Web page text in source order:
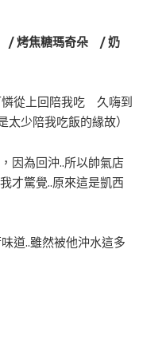
/ 烤焦糖瑪奇朵 / 奶
憐從上回陪我吃 久嗨到
少陪我吃飯的緣故）
因為回沖..所以帥氣店
才驚覺..原來這是凱西
道..雖然被他沖水這多